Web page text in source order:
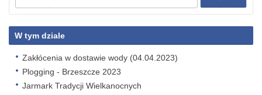
W tym dziale
Zakłócenia w dostawie wody (04.04.2023)
Plogging - Brzeszcze 2023
Jarmark Tradycji Wielkanocnych